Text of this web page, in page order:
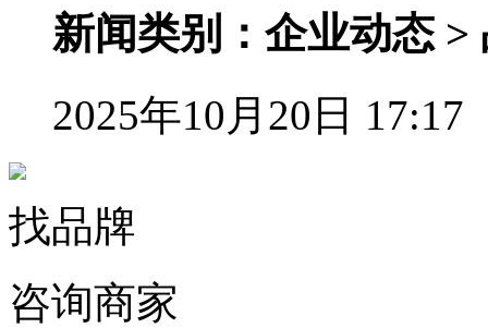
新闻类别：企业动态 >
2025年10月20日 17:17
找品牌
咨询商家